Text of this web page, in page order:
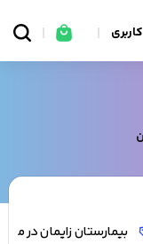
بیمارستان زایمان در